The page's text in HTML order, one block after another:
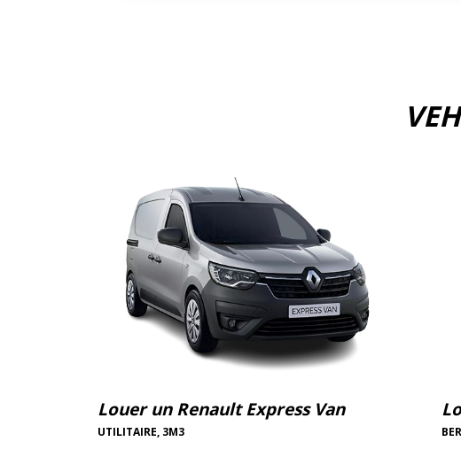
Louer un Renault Express Van
UTILITAIRE, 3M3